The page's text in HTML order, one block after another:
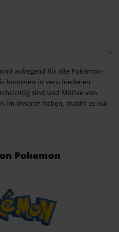
aufregend für alle Pokémon-
kommen in verschiedenen
sind und Motive von
im Inneren haben, macht es nur
Pokemon